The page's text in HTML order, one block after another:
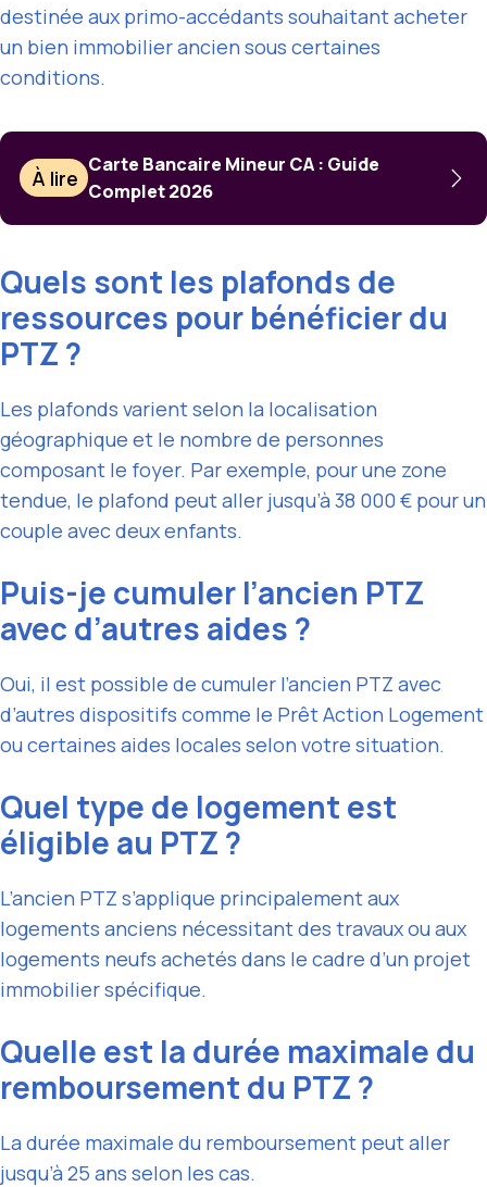
destinée aux primo-accédants souhaitant acheter
un bien immobilier ancien sous certaines
conditions.
À lire
Carte Bancaire Mineur CA : Guide
Complet 2026
Quels sont les plafonds de
ressources pour bénéficier du
PTZ ?
Les plafonds varient selon la localisation
géographique et le nombre de personnes
composant le foyer. Par exemple, pour une zone
tendue, le plafond peut aller jusqu’à 38 000 € pour un
couple avec deux enfants.
Puis-je cumuler l’ancien PTZ
avec d’autres aides ?
Oui, il est possible de cumuler l’ancien PTZ avec
d’autres dispositifs comme le Prêt Action Logement
ou certaines aides locales selon votre situation.
Quel type de logement est
éligible au PTZ ?
L’ancien PTZ s’applique principalement aux
logements anciens nécessitant des travaux ou aux
logements neufs achetés dans le cadre d’un projet
immobilier spécifique.
Quelle est la durée maximale du
remboursement du PTZ ?
La durée maximale du remboursement peut aller
jusqu’à 25 ans selon les cas.